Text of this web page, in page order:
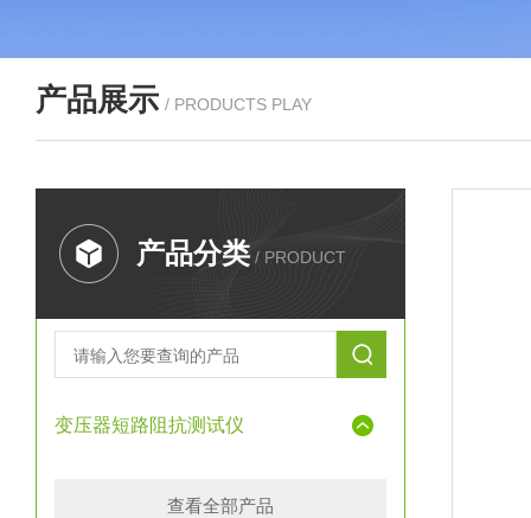
产品展示 / PRODUCTS PLAY
产品分类 / PRODUCT
变压器短路阻抗测试仪
查看全部产品